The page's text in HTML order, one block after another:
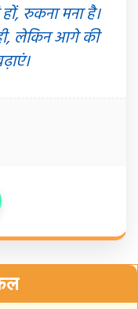
रुकना मना है।
लेकिन आगे की